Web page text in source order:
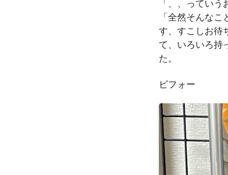
「、、ってい
「全然そんな
す、すこしお待
て、いろいろ持
た。
ビフォー